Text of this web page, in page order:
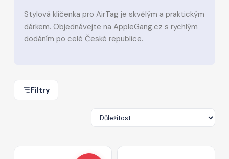
Stylová klíčenka pro AirTag je skvělým a praktickým
dárkem. Objednávejte na AppleGang.cz s rychlým
dodáním po celé České republice.
Filtry